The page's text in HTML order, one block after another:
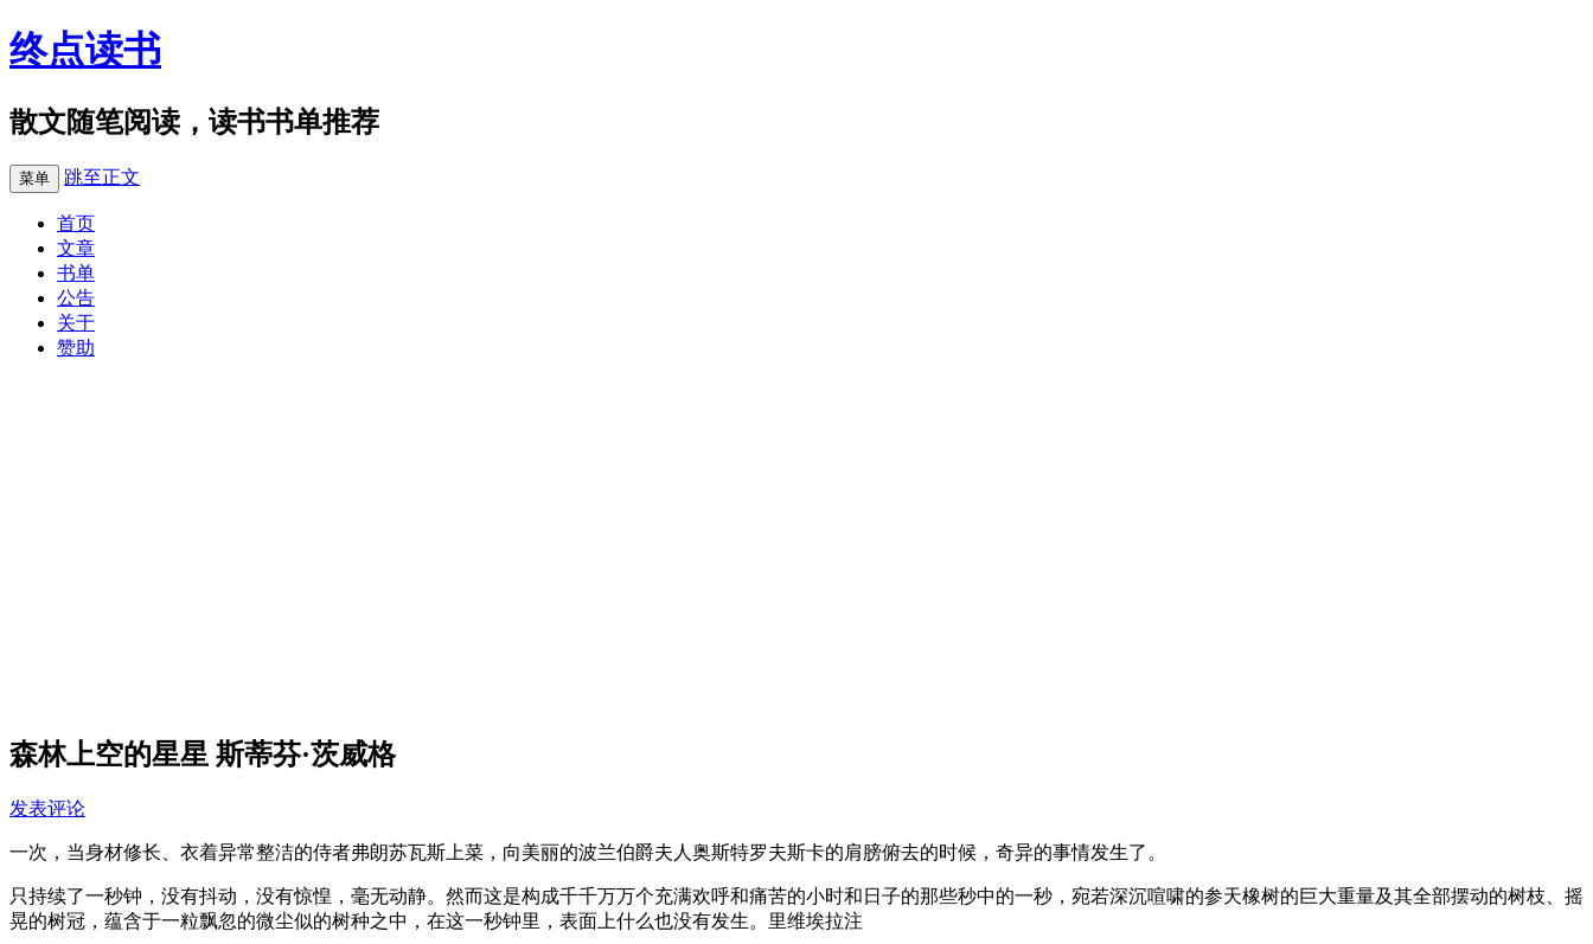
终点读书
散文随笔阅读，读书书单推荐
菜单 跳至正文
首页
文章
书单
公告
关于
赞助
森林上空的星星 斯蒂芬·茨威格
发表评论
一次，当身材修长、衣着异常整洁的侍者弗朗苏瓦斯上菜，向美丽的波兰伯爵夫人奥斯特罗夫斯卡的肩膀俯去的时候，奇异的事情发生了。
只持续了一秒钟，没有抖动，没有惊惶，毫无动静。然而这是构成千千万万个充满欢呼和痛苦的小时和日子的那些秒中的一秒，宛若深沉喧啸的参天橡树的巨大重量及其全部摆动的树枝、摇
晃的树冠，蕴含于一粒飘忽的微尘似的树种之中，在这一秒钟里，表面上什么也没有发生。里维埃拉注